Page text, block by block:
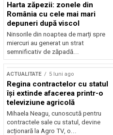
Harta zăpezii: zonele din
România cu cele mai mari
depuneri după viscol
Ninsorile din noaptea de marți spre
miercuri au generat un strat
semnificativ de zăpadă...
ACTUALITATE 5 luni ago
Regina contractelor cu statul
își extinde afacerea printr-o
televiziune agricolă
Mihaela Neagu, cunoscută pentru
contractele sale cu statul, devine
acționară la Agro TV, o...